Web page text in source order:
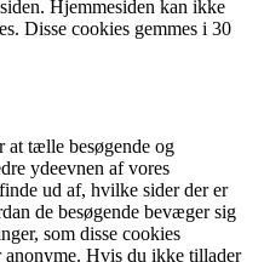
Hjemmesiden kan ikke
Disse cookies gemmes i 30
at tælle besøgende og
ydeevnen af vores
ud af, hvilke sider der er
de besøgende bevæger sig
som disse cookies
anonyme. Hvis du ikke tillader